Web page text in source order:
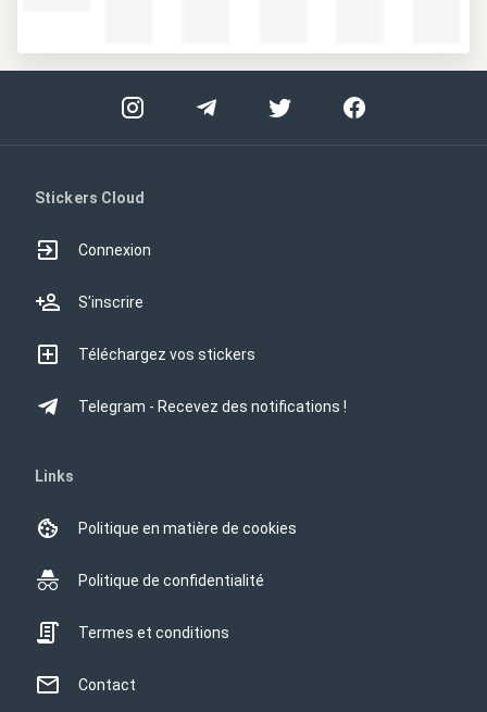
Stickers Cloud
Connexion
S'inscrire
Téléchargez vos stickers
Telegram - Recevez des notifications !
Links
Politique en matière de cookies
Politique de confidentialité
Termes et conditions
Contact